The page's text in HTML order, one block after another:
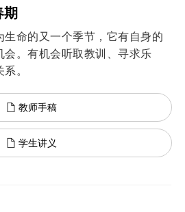
命的又一个季节，它有自身的
有机会听取教训、寻求乐
。
教师手稿
学生讲义